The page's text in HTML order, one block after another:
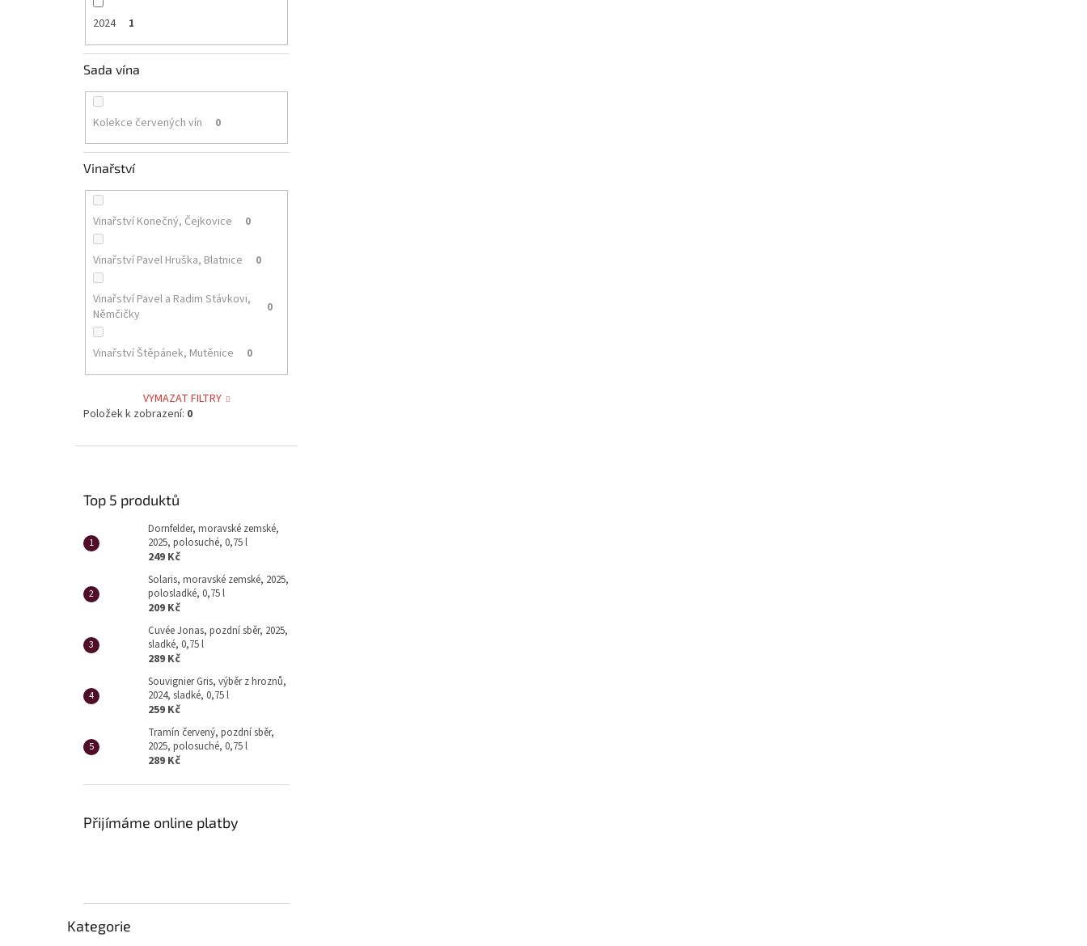
2024 1
Sada vína
Kolekce červených vín 0
Vinařství
Vinařství Konečný, Čejkovice 0
Vinařství Pavel Hruška, Blatnice 0
Vinařství Pavel a Radim Stávkovi,
Němčičky
0
Vinařství Štěpánek, Mutěnice 0
VYMAZAT FILTRY
Položek k zobrazení: 0
Top 5 produktů
Dornfelder, moravské zemské,
2025, polosuché, 0,75 l
249 Kč
Solaris, moravské zemské, 2025,
polosladké, 0,75 l
209 Kč
Cuvée Jonas, pozdní sběr, 2025,
sladké, 0,75 l
289 Kč
Souvignier Gris, výběr z hroznů,
2024, sladké, 0,75 l
259 Kč
Tramín červený, pozdní sběr,
2025, polosuché, 0,75 l
289 Kč
Přijímáme online platby
Přeskočit
kategorie
Kategorie